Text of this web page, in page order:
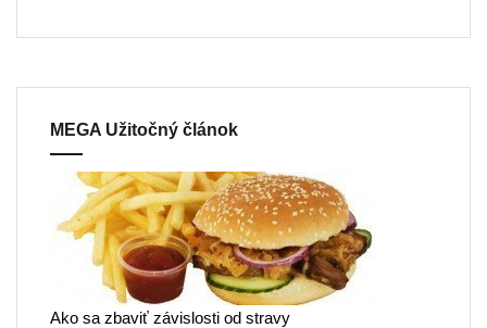
MEGA Užitočný článok
Ako sa zbaviť závislosti od stravy